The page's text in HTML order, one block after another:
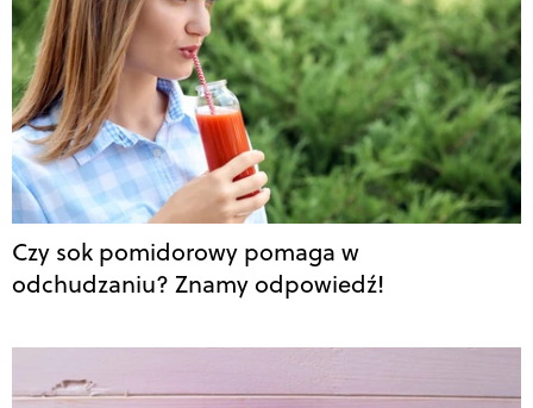
Czy sok pomidorowy pomaga w
odchudzaniu? Znamy odpowiedź!